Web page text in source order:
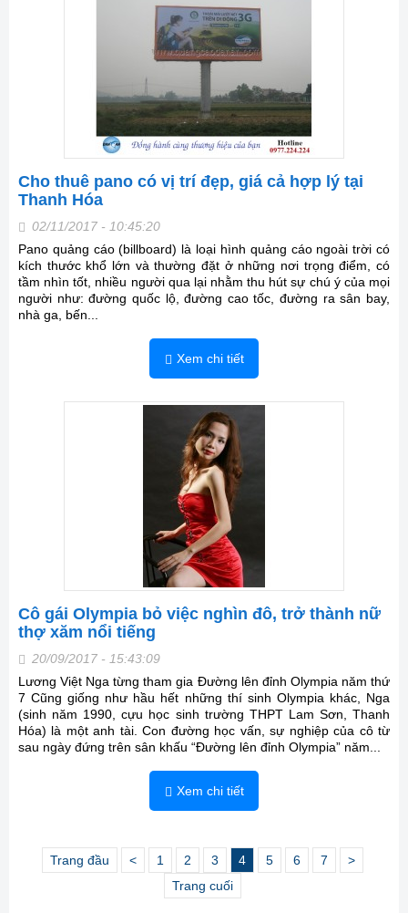
Cho thuê pano có vị trí đẹp, giá cả hợp lý tại
Thanh Hóa
02/11/2017 - 10:45:20
Pano quảng cáo (billboard) là loại hình quảng cáo ngoài trời có
kích thước khổ lớn và thường đặt ở những nơi trọng điểm, có
tầm nhìn tốt, nhiều người qua lại nhằm thu hút sự chú ý của mọi
người như: đường quốc lộ, đường cao tốc, đường ra sân bay,
nhà ga, bến...
Xem chi tiết
Cô gái Olympia bỏ việc nghìn đô, trở thành nữ
thợ xăm nổi tiếng
20/09/2017 - 15:43:09
Lương Việt Nga từng tham gia Đường lên đỉnh Olympia năm thứ
7 Cũng giống như hầu hết những thí sinh Olympia khác, Nga
(sinh năm 1990, cựu học sinh trường THPT Lam Sơn, Thanh
Hóa) là một anh tài. Con đường học vấn, sự nghiệp của cô từ
sau ngày đứng trên sân khấu “Đường lên đỉnh Olympia” năm...
Xem chi tiết
Trang đầu < 1 2 3 4 5 6 7
>
Trang cuối